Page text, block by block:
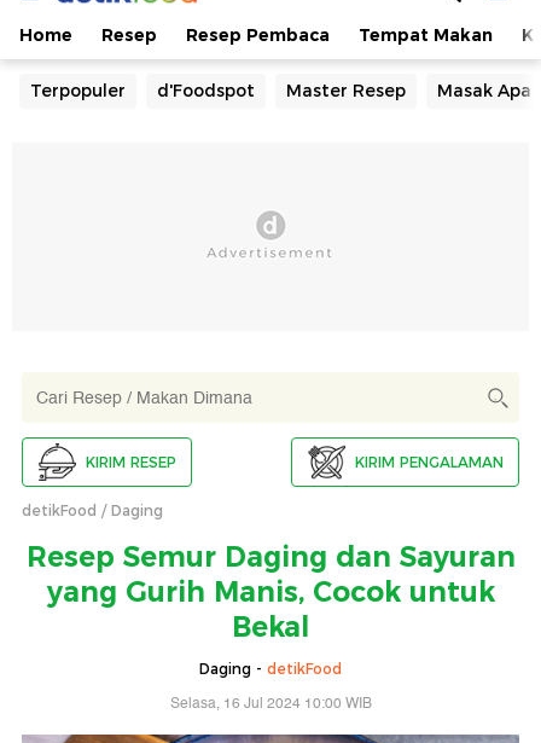
Home Resep Resep Pembaca Tempat Makan
Terpopuler d'Foodspot Master Resep Masak Apa
KIRIM RESEP KIRIM PENGALAMAN
detikFood Daging
Resep Semur Daging dan Sayuran
yang Gurih Manis, Cocok untuk
Bekal
Daging - detikFood
Selasa, 16 Jul 2024 10:00 WIB